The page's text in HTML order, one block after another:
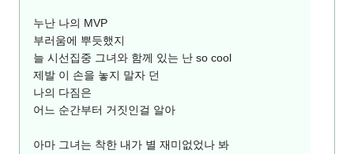
누난 나의 MVP
부러움에 뿌듯했지
늘 시선집중 그녀와 함께 있는 난 so cool
제발 이 손을 놓지 말자 던
나의 다짐은
어느 순간부터 거짓인걸 알아
아마 그녀는 착한 내가 별 재미없었나 봐